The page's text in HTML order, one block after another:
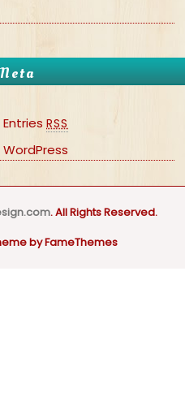
Entries RSS
WordPress
. All Rights Reserved.
by FameThemes